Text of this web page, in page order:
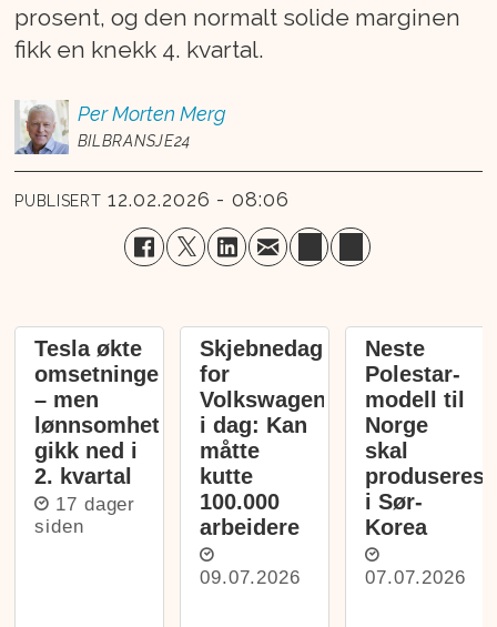
prosent, og den normalt solide marginen
fikk en knekk 4. kvartal.
Per Morten Merg
BILBRANSJE24
PUBLISERT 12.02.2026 - 08:06
Tesla økte
omsetningen
– men
lønnsomheten
gikk ned i
2. kvartal
17 dager
siden
Skjebnedag
for
Volkswagen
i dag: Kan
måtte
kutte
100.000
arbeidere
09.07.2026
Neste
Polestar-
modell til
Norge
skal
produseres
i Sør-
Korea
07.07.2026